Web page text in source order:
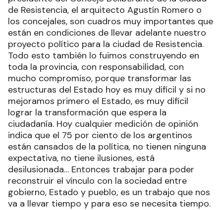
de Resistencia, el arquitecto Agustín Romero o
los concejales, son cuadros muy importantes que
están en condiciones de llevar adelante nuestro
proyecto político para la ciudad de Resistencia.
Todo esto también lo fuimos construyendo en
toda la provincia, con responsabilidad, con
mucho compromiso, porque transformar las
estructuras del Estado hoy es muy difícil y si no
mejoramos primero el Estado, es muy difícil
lograr la transformación que espera la
ciudadanía. Hoy cualquier medición de opinión
indica que el 75 por ciento de los argentinos
están cansados de la política, no tienen ninguna
expectativa, no tiene ilusiones, está
desilusionada… Entonces trabajar para poder
reconstruir el vínculo con la sociedad entre
gobierno, Estado y pueblo, es un trabajo que nos
va a llevar tiempo y para eso se necesita tiempo.